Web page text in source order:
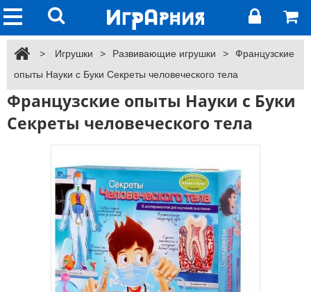
> Игрушки > Развивающие игрушки >
Французские
опыты Науки с Буки Секреты человеческого тела
Французские опыты Науки с Буки
Секреты человеческого тела